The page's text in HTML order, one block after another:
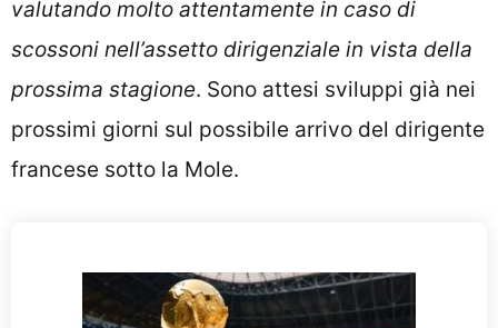
valutando molto attentamente in caso di
scossoni nell’assetto dirigenziale in vista della
prossima stagione. Sono attesi sviluppi già nei
prossimi giorni sul possibile arrivo del dirigente
francese sotto la Mole.